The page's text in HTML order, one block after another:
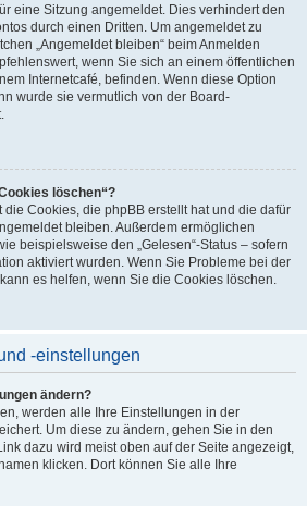
eine Sitzung angemeldet. Dies verhindert den
durch einen Dritten. Um angemeldet zu
„Angemeldet bleiben“ beim Anmelden
wenn Sie sich an einem öffentlichen
Internetcafé, befinden. Wenn diese Option
wurde sie vermutlich von der Board-
löschen“?
die Cookies, die phpBB erstellt hat und die dafür
bleiben. Außerdem ermöglichen
beispielsweise den „Gelesen“-Status – sofern
aktiviert wurden. Wenn Sie Probleme bei der
es helfen, wenn Sie die Cookies löschen.
-einstellungen
ändern?
werden alle Ihre Einstellungen in der
Um diese zu ändern, gehen Sie in den
dazu wird meist oben auf der Seite angezeigt,
klicken. Dort können Sie alle Ihre